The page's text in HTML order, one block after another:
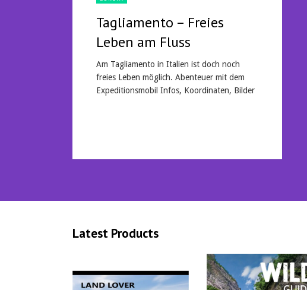
Tagliamento – Freies
Leben am Fluss
Am Tagliamento in Italien ist doch noch
freies Leben möglich. Abenteuer mit dem
Expeditionsmobil Infos, Koordinaten, Bilder
Latest Products